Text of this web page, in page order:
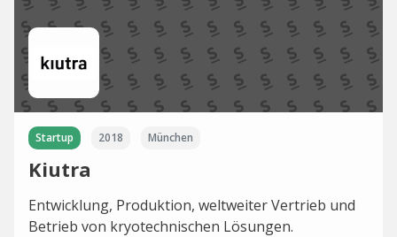
Startup 2018 München
Kiutra
Entwicklung, Produktion, weltweiter Vertrieb und
Betrieb von kryotechnischen Lösungen.